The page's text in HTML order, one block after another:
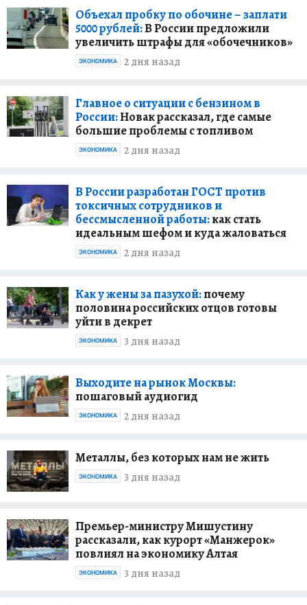
Объехал пробку по обочине – заплати
5000 рублей:В России предложили
увеличить штрафы для «обочечников»
2 дня назад
ЭКОНОМИКА
Главное о ситуации с бензином в
России:Новак рассказал, где самые
большие проблемы с топливом
2 дня назад
ЭКОНОМИКА
В России разработан ГОСТ против
токсичных сотрудников и
бессмысленной работы:как стать
идеальным шефом и куда жаловаться
2 дня назад
ЭКОНОМИКА
Как у жены за пазухой:почему
половина российских отцов готовы
уйти в декрет
3 дня назад
ЭКОНОМИКА
Выходите на рынок Москвы:
пошаговый аудиогид
2 дня назад
ЭКОНОМИКА
Металлы, без которых нам не жить
3 дня назад
ЭКОНОМИКА
Премьер-министру Мишустину
рассказали, как курорт «Манжерок»
повлиял на экономику Алтая
3 дня назад
ЭКОНОМИКА